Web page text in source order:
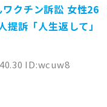
ワクチン訴訟 女性26
提訴「人生返して」
ID:wcuw8